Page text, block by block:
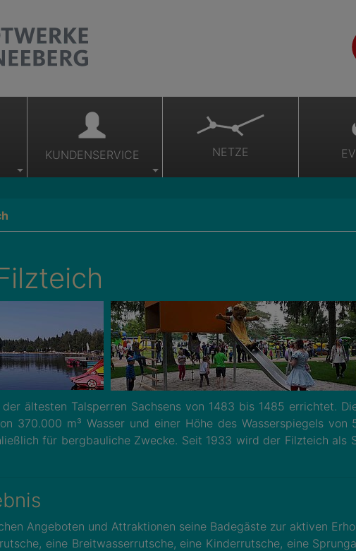
KUNDENSERVICE NETZE
ältesten Talsperren Sachsens von 1483 bis 1485 errichtet.
370.000 m³ Wasser und einer Höhe des Wasserspiegels
für bergbauliche Zwecke. Seit 1933 wird der Filzteich als
Angeboten und Attraktionen seine Badegäste zur aktiven
eine Breitwasserrutsche, eine Kinderrutsche, eine